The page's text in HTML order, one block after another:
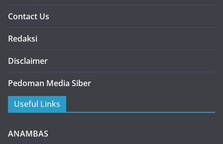
Contact Us
Redaksi
Disclaimer
Pedoman Media Siber
Useful Links
ANAMBAS